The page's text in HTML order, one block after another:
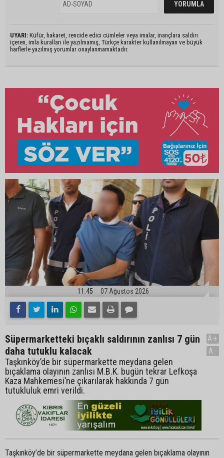
UYARI: Küfür, hakaret, rencide edici cümleler veya imalar, inançlara saldırı
içeren, imla kuralları ile yazılmamış, Türkçe karakter kullanılmayan ve büyük
harflerle yazılmış yorumlar onaylanmamaktadır.
11:45 07 Ağustos 2026
Süpermarketteki bıçaklı saldırının zanlısı 7 gün
daha tutuklu kalacak
Taşkınköy’de bir süpermarkette meydana gelen
bıçaklama olayının zanlısı M.B.K. bugün tekrar Lefkoşa
Kaza Mahkemesi’ne çıkarılarak hakkında 7 gün
tutukluluk emri verildi.
A+
A-
Taşkınköy’de bir süpermarkette meydana gelen bıçaklama olayının